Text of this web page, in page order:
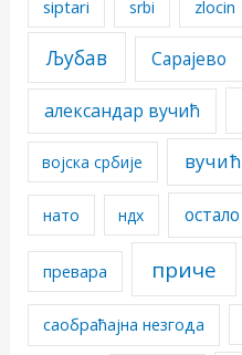
siptari srbi zlocin
Љубав Сарајево
александар вучић
војска србије вучић
нато ндх остало
превара приче
саобраћајна незгода